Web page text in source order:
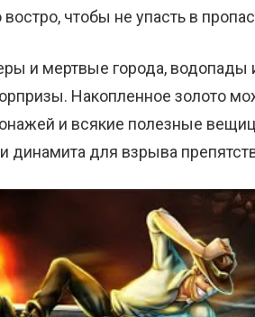
чтобы не упасть в
и мертвые города, водопады
Накопленное золото
и всякие полезные
динамита для взрыва